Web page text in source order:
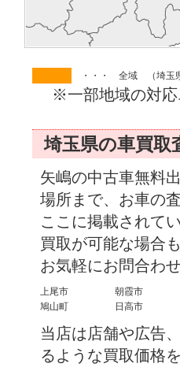
・・・ 全域 （埼玉
※一部地域の対応
埼玉県の車買取
矢嶋の中古車無料
場所まで、お車の
ここに掲載されて
買取が可能な場合
お気軽にお問合わ
上尾市
朝霞市
鳩山町
日高市
当店は店舗や広告
るような買取価格